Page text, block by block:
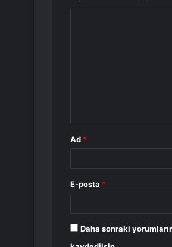
Ad *
E-posta *
Daha sonraki